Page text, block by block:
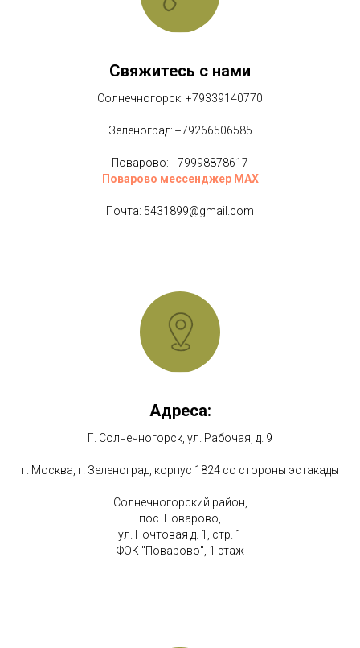
Свяжитесь с нами
Солнечногорск: +79339140770
Зеленоград: +79266506585
Поварово: +79998878617
Поварово мессенджер MAX
Почта: 5431899@gmail.com
Адреса:
Г. Солнечногорск, ул. Рабочая, д. 9
г. Москва, г. Зеленоград, корпус 1824 со стороны эстакады
Солнечногорский район,
пос. Поварово,
ул. Почтовая д. 1, стр. 1
ФОК "Поварово", 1 этаж